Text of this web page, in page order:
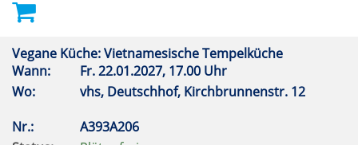
Vegane Küche: Vietnamesische Tempelküche
Wann:
Fr.22.01.2027, 17.00 Uhr
Wo:
vhs, Deutschhof, Kirchbrunnenstr. 12
Nr.:
A393A206